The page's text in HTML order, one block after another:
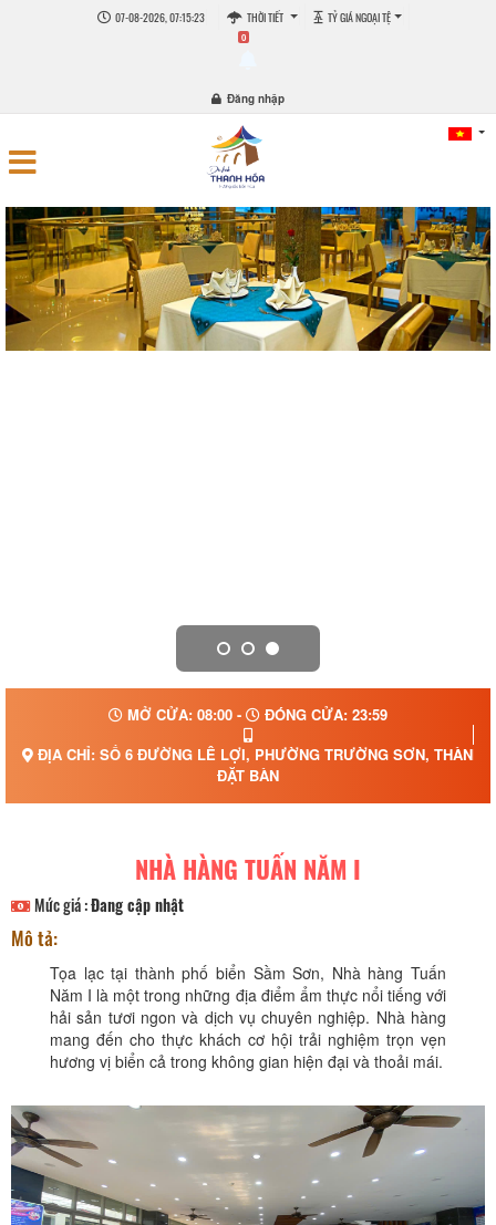
07-08-2026, 07:15:24 THỜI TIẾT TỶ GIÁ NGOẠI TỆ
0
Đăng nhập
MỞ CỬA: 08:00 -
ĐÓNG CỬA: 23:59
ĐỊA CHỈ: SỐ 6 ĐƯỜNG LÊ LỢI, PHƯỜNG TRƯỜNG SƠN, THÀNH
ĐẶT BÀN
NHÀ HÀNG TUẤN NĂM I
Mức giá :Đang cập nhật
Mô tả:
Tọa lạc tại thành phố biển Sầm Sơn, Nhà hàng Tuấn
Năm I là một trong những địa điểm ẩm thực nổi tiếng với
hải sản tươi ngon và dịch vụ chuyên nghiệp. Nhà hàng
mang đến cho thực khách cơ hội trải nghiệm trọn vẹn
hương vị biển cả trong không gian hiện đại và thoải mái.